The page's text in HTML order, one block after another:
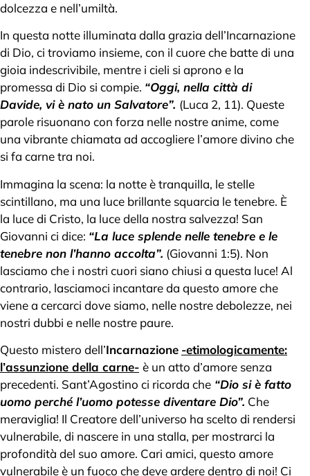
dolcezza e nell’umiltà.
In questa notte illuminata dalla grazia dell’Incarnazione
di Dio, ci troviamo insieme, con il cuore che batte di una
gioia indescrivibile, mentre i cieli si aprono e la
promessa di Dio si compie. “Oggi, nella città di
Davide, vi è nato un Salvatore”. (Luca 2, 11). Queste
parole risuonano con forza nelle nostre anime, come
una vibrante chiamata ad accogliere l’amore divino che
si fa carne tra noi.
Immagina la scena: la notte è tranquilla, le stelle
scintillano, ma una luce brillante squarcia le tenebre. È
la luce di Cristo, la luce della nostra salvezza! San
Giovanni ci dice: “La luce splende nelle tenebre e le
tenebre non l’hanno accolta”. (Giovanni 1:5). Non
lasciamo che i nostri cuori siano chiusi a questa luce! Al
contrario, lasciamoci incantare da questo amore che
viene a cercarci dove siamo, nelle nostre debolezze, nei
nostri dubbi e nelle nostre paure.
Questo mistero dell’Incarnazione -etimologicamente:
l’assunzione della carne- è un atto d’amore senza
precedenti. Sant’Agostino ci ricorda che “Dio si è fatto
uomo perché l’uomo potesse diventare Dio”. Che
meraviglia! Il Creatore dell’universo ha scelto di rendersi
vulnerabile, di nascere in una stalla, per mostrarci la
profondità del suo amore. Cari amici, questo amore
vulnerabile è un fuoco che deve ardere dentro di noi! Ci